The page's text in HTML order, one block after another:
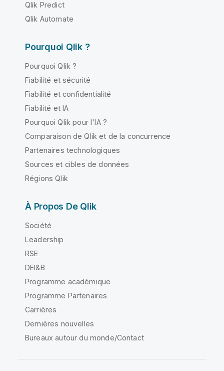
Qlik Predict
Qlik Automate
Pourquoi Qlik ?
Pourquoi Qlik ?
Fiabilité et sécurité
Fiabilité et confidentialité
Fiabilité et IA
Pourquoi Qlik pour l'IA ?
Comparaison de Qlik et de la concurrence
Partenaires technologiques
Sources et cibles de données
Régions Qlik
À Propos De Qlik
Société
Leadership
RSE
DEI&B
Programme académique
Programme Partenaires
Carrières
Dernières nouvelles
Bureaux autour du monde/Contact